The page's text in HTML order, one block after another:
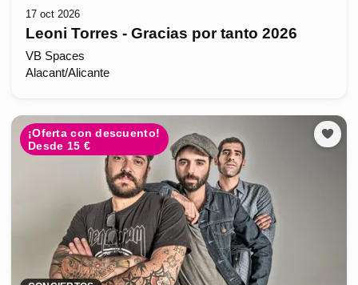
17 oct 2026
Leoni Torres - Gracias por tanto 2026
VB Spaces
Alacant/Alicante
¡Oferta con descuento!
Desde 15 €